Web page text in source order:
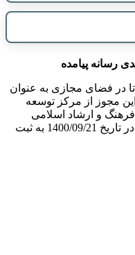
رسانه پیامده
در فضای مجازی به عنوان
مجوز از مرکز توسعه
و ارشاد اسلامی
دریافت شده و با شماره پرونده 12565 در تاریخ 1400/09/21 به ثبت